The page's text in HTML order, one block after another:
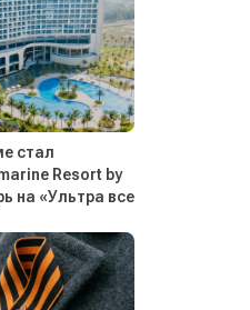
стал
Resort by
на «Ультра все